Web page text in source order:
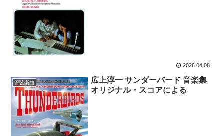
2026.04.08
管弦楽曲
広上淳一 サンダーバード 音楽集
オリジナル・スコアによる